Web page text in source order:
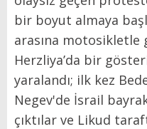
bir boyut almaya
arasına motosikletle
Herzliya’da bir
yaralandı; ilk kez
Negev'de İsrail
çıktılar ve Likud